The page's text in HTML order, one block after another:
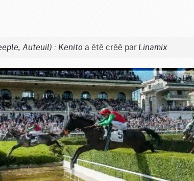
Auteuil) : Kenito a été créé par Linamix